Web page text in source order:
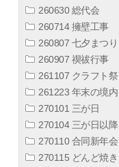
260630 総代会
260714 擁壁工事
260807 七夕まつり
260907 禊祓行事
261107 クラフト祭
261223 年末の境内
270101 三が日
270104 三が日以降
270110 合同新年会
270115 どんど焼き